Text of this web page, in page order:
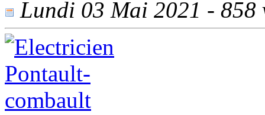
Lundi 03 Mai 2021 - 858